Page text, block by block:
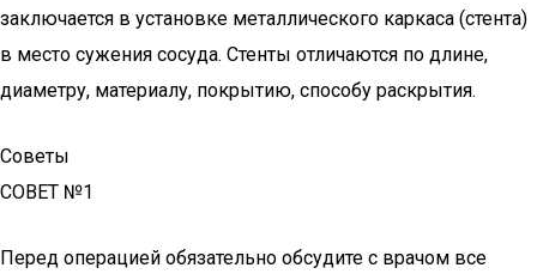
заключается в установке металлического каркаса (стента)
в место сужения сосуда. Стенты отличаются по длине,
диаметру, материалу, покрытию, способу раскрытия.
Советы
СОВЕТ №1
Перед операцией обязательно обсудите с врачом все